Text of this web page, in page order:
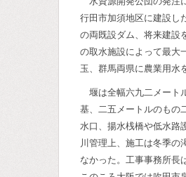
行田市加須地区に建設し
の両既設ダム、将来建設
の取水施設によって最大
玉、群馬両県に農業用水
堰は全幅六九二メート
基、二五メートルのもの
水口、揚水桟橋や低水路
川管理上、施工は冬季の
なかった。工事事務所長